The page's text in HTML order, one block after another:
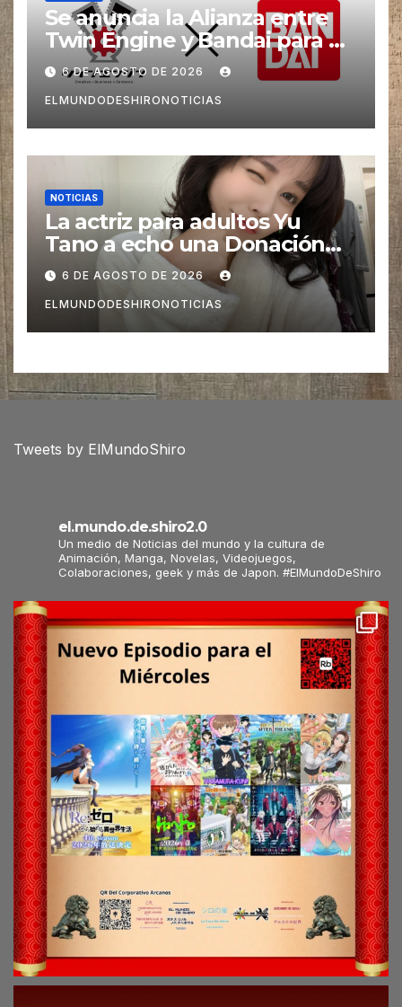
Se anuncia la Alianza entre
Twin Engine y Bandai para un
nuevos Animes
6 DE AGOSTO DE 2026
ELMUNDODESHIRONOTICIAS
NOTICIAS
La actriz para adultos Yu
Tano a echo una Donación
para las Víctimas de Sismo
pero es Criticada
6 DE AGOSTO DE 2026
ELMUNDODESHIRONOTICIAS
Tweets by ElMundoShiro
el.mundo.de.shiro2.0
Un medio de Noticias del mundo y la cultura de
Animación, Manga, Novelas, Videojuegos,
Colaboraciones, geek y más de Japon. #ElMundoDeShiro